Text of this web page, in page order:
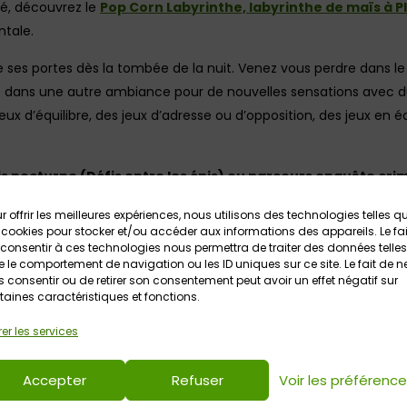
offrir les meilleures expériences, nous utilisons des technologies telles
pour stocker et/ou accéder aux informations des appareils. Le
à ces technologies nous permettra de traiter des données telles
le comportement de navigation ou les ID uniques sur ce site. Le fait de
consentir ou de retirer son consentement peut avoir un effet négatif sur
caractéristiques et fonctions.
les services
Accepter Refuser Voir les
découvrez le Pop Corn Labyrinthe, labyrinthe de maïs à
ses portes dès la tombée de la nuit. Venez vous perdre dans
une autre ambiance pour de nouvelles sensations avec
d’équilibre, des jeux d’adresse ou d’opposition, des jeux en
nocturne (Défis entre les épis) ou parcours enquête
de poche ou lampe frontale !
/ En août départs entre 21h30 et 22h30
selon l’activité choisie
pour le Défi entre les épis et dès 10 ans pour la Corn Murder